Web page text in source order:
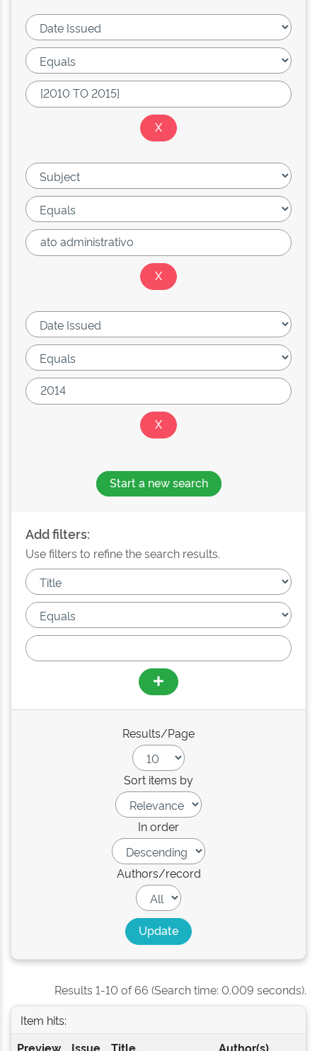
Start a new search
Add filters:
Use filters to refine the search results.
Results/Page
Sort items by
In order
Authors/record
Results 1-10 of 66 (Search time: 0.009 seconds).
Item hits:
Preview
Issue Title Author(s)